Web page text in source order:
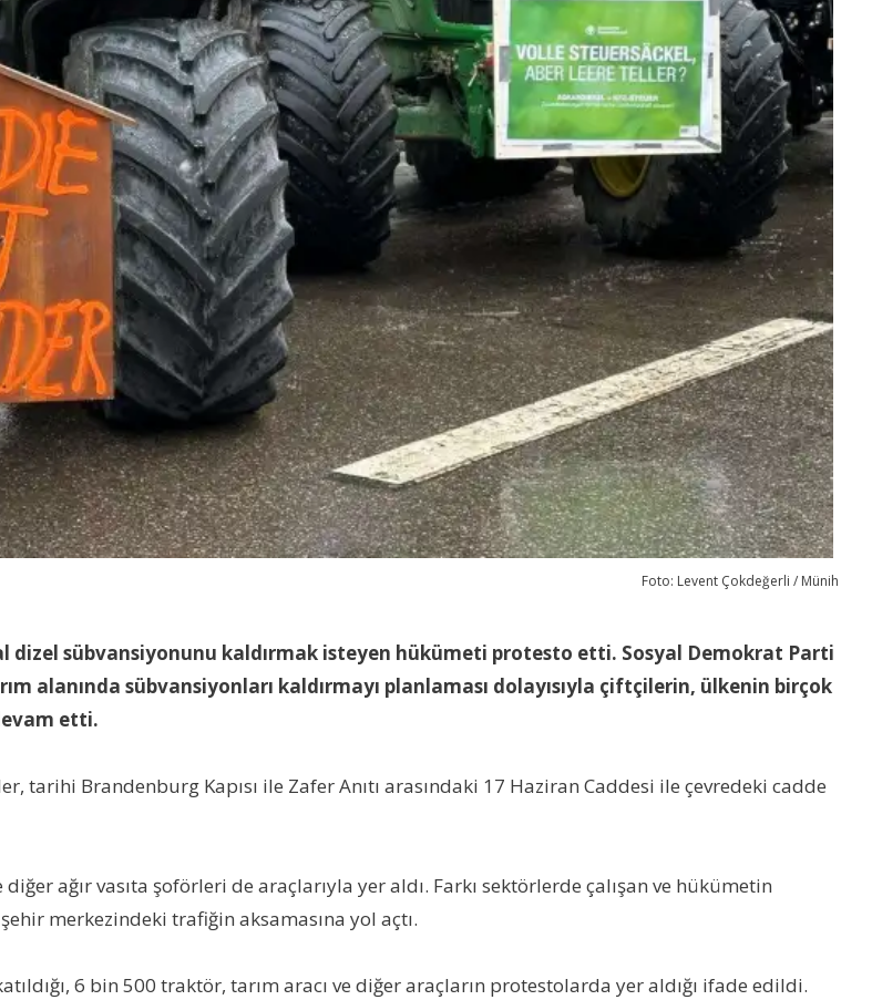
Foto: Levent Çokdeğerli / Münih
dizel sübvansiyonunu kaldırmak isteyen hükümeti protesto etti. Sosyal Demokrat Parti
alanında sübvansiyonları kaldırmayı planlaması dolayısıyla çiftçilerin, ülkenin birçok
etti.
tarihi Brandenburg Kapısı ile Zafer Anıtı arasındaki 17 Haziran Caddesi ile çevredeki cadde
ağır vasıta şoförleri de araçlarıyla yer aldı. Farkı sektörlerde çalışan ve hükümetin
merkezindeki trafiğin aksamasına yol açtı.
6 bin 500 traktör, tarım aracı ve diğer araçların protestolarda yer aldığı ifade edildi.